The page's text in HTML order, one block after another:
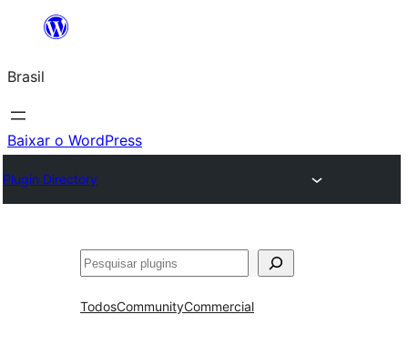
o
conteúdo
Brasil
Baixar o WordPress
Plugin Directory
Pesquisar
TodosCommunityCommercial